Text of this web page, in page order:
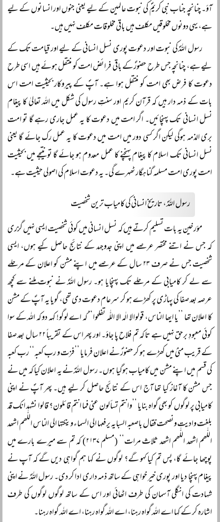
آؤ۔ چنانچہ جناب نبی کریمؐ کی نبوت عالمین کے لیے یعنی جنوں اور انسانوں کے لیے
ہے، یہی دونوں مخلوقیں مکلف ہیں باقی مخلوقات مکلف نہیں ہیں۔
رسول اللہؐ کی نبوت اور دعوت پوری نسل انسانی کے لیے اور قیامت تک کے
لیے ہے، چنانچہ جس طرح حضورؐ کے باقی فرائض امت کو منتقل ہوئے ہیں اسی طرح
دعوت کا فرض بھی امت کو منتقل ہوا ہے۔ آپؐ کے پیروکار بحیثیت امت اس
بات کے ذمہ دار ہیں کہ قرآن کریم اور سنتِ رسول کی شکل میں اللہ تعالیٰ کا پیغام
نسل انسانی تک پہنچائیں۔ اگر امت میں دعوت کا یہ عمل جاری رہے گا تو امت
بری الذمہ ہوگی لیکن اگر کسی دور میں امت میں دعوت کا یہ عمل رک جائے گا یعنی
نسل انسانی تک اسلام کا پیغام پہنچنے کا عمل معدوم ہو جائے گا تو نتیجے میں بحیثیت
امت پوری امت مسلمہ گناہگار ٹھہرے گی۔ یہ دعوت اسلام کی اصولی حیثیت ہے۔
رسول اللہؐ ، تاریخ انسانی کی کامیاب ترین شخصیت
مؤرخین یہ بات تسلیم کرتے ہیں کہ نسل انسانی میں کوئی شخصیت ایسی نہیں گزری
کہ جس نے اتنے مختصر عرصے میں اپنی جدوجہد کے نتائج حاصل کیے ہوں، ایسی
شخصیت جس نے صرف ۲۳ سال کے عرصے میں اپنے مشن کو اعلان کے مرحلے
سے لے کر کامیابی کے مرحلے تک پہنچایا ہو۔ رسول اللہؐ نے نبوت ملنے سے کچھ
عرصہ بعد صفا کی پہاڑی پر کھڑے ہو کر سرعام دعوت دی تھی، گویا یہ آپؐ کے مشن
کا اعلان تھا ’’یا ایھا الناس، قولوا لا الٰہ الا اللّٰہ تفلحوا‘‘ کہ اے لوگو! کہہ دو کہ اللہ کے سوا
کوئی معبودِ برحق نہیں ہے تا کہ تم فلاح پا جاؤ۔ اور پھر اس کے تقریباً ۲۲ سال بعد صفا
کے قریب منیٰ میں کھڑے ہو کر حضورؐ نے اعلان فرمایا ’’فزت و رب کعبہ‘‘ رب کعبہ
کی قسم میں اپنے مشن میں کامیاب ہوگیا ہوں۔ رسول اللہؐ نے یہ اعلان کیا کہ میں نے
جس مشن کا آغاز کیا تھا آج اس کے نتائج حاصل کر لیے ہیں۔ پھر آپؐ نے اپنی
کامیابی پر لوگوں کو بھی گواہ بنایا ’’وانتم تسألون عنی فما انتم قائلون؟ قالوا نشہد انک قد
بلغت وادیت ونصحت فقال باصعبہ السبایہ یرفعہا الی السماء وینکتہا الی الناس اللّٰھم اشھد
اللّٰھم اشھد اللّٰھم اشھد ثلاث مرات‘‘ (مسلم ۲۱۳۷) کہ تم سے میرے بارے میں
پوچھا جائے گا، پس تم کیا کہو گے؟ لوگوں نے کہا ہم گواہی دیں گے کہ آپ نے
پیغام پہنچا دیا اور پوری خیر خواہی کے ساتھ ذمہ داری ادا کر دی۔ رسول اللہؐ نے اپنی
شہادت کی انگلی آسمان کی طرف اٹھائی اور اس کے ساتھ لوگوں لوگوں کی طرف
اشارہ کر کے کہا اے اللہ گواہ رہنا، اے اللہ گواہ رہنا، اے اللہ گواہ رہنا۔